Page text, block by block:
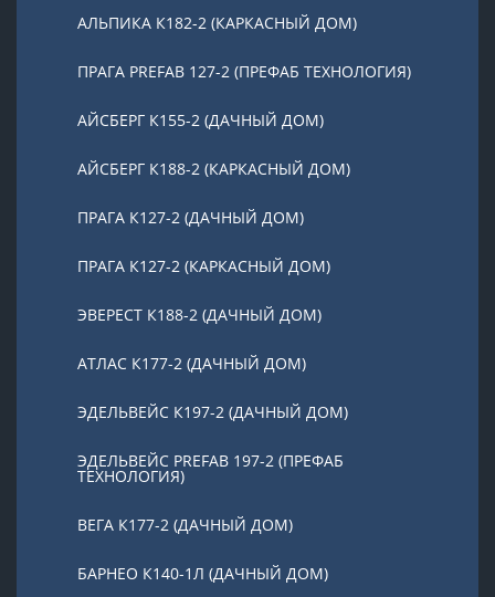
АЛЬПИКА К182-2 (КАРКАСНЫЙ ДОМ)
ПРАГА PREFAB 127-2 (ПРЕФАБ ТЕХНОЛОГИЯ)
АЙСБЕРГ К155-2 (ДАЧНЫЙ ДОМ)
АЙСБЕРГ К188-2 (КАРКАСНЫЙ ДОМ)
ПРАГА К127-2 (ДАЧНЫЙ ДОМ)
ПРАГА К127-2 (КАРКАСНЫЙ ДОМ)
ЭВЕРЕСТ К188-2 (ДАЧНЫЙ ДОМ)
АТЛАС К177-2 (ДАЧНЫЙ ДОМ)
ЭДЕЛЬВЕЙС К197-2 (ДАЧНЫЙ ДОМ)
ЭДЕЛЬВЕЙС PREFAB 197-2 (ПРЕФАБ
ТЕХНОЛОГИЯ)
ВЕГА К177-2 (ДАЧНЫЙ ДОМ)
БАРНЕО К140-1Л (ДАЧНЫЙ ДОМ)